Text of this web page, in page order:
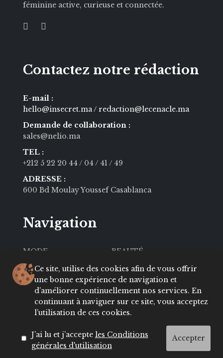
Ce site, utilise des cookies afin de vous offrir
une bonne expérience de navigation et
d’améliorer continuellement nos services. En
continuant à naviguer sur ce site, vous acceptez
l’utilisation de ces cookies.
J’ai lu et j’accepte les Conditions
générales d'utilisation
Accepter
féminine active, curieuse et connectée.
Contactez notre rédaction
E-mail :
hello@insecret.ma / redaction@lecenacle.ma
Demande de collaboration :
sales@nelio.ma
TEL :
+212 5 22 20 44 / 04 / 41 / 49
ADRESSE :
600 Bd Moulay Youssef Casablanca
Navigation
MODE
BEAUTÉ
SOCIÉTÉ
CULTURE
VIE PRIVÉE
LIFESTYLE
About
Contact